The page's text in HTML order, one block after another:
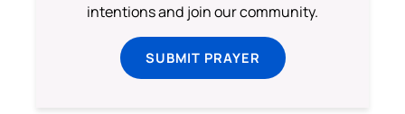
intentions and join our community.
SUBMIT PRAYER